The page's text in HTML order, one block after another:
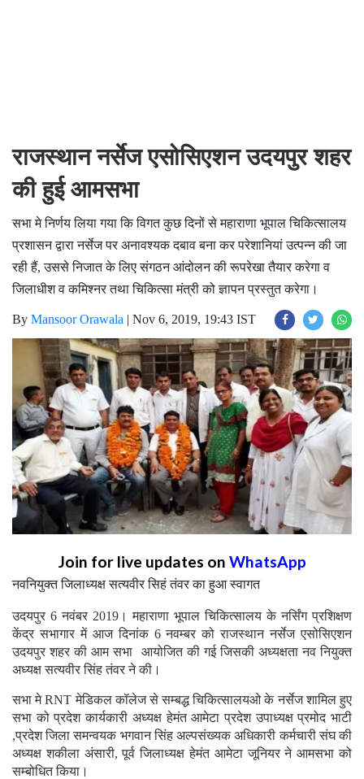
राजस्थान नर्सेज एसोसिएशन उदयपुर शहर
की हुई आमसभा
सभा मे निर्णय लिया गया कि विगत कुछ दिनों से महाराणा भूपाल चिकित्सालय
प्रशासन द्वारा नर्सेज पर अनावश्यक दबाव बना कर परेशानियां उत्पन्न की जा
रही हैं, उससे निजात के लिए संगठन आंदोलन की रूपरेखा तैयार करेगा व
जिलाधीश व कमिश्नर तथा चिकित्सा मंत्री को ज्ञापन प्रस्तुत करेगा।
By Mansoor Orawala | Nov 6, 2019, 19:43 IST
Join for live updates on WhatsApp
नवनियुक्त जिलाध्यक्ष सत्यवीर सिहं तंवर का हुआ स्वागत
उदयपुर 6 नवंबर 2019। महाराणा भूपाल चिकित्सालय के नर्सिंग प्रशिक्षण
केंद्र सभागार में आज दिनांक 6 नवम्बर को राजस्थान नर्सेज एसोसिएशन
उदयपुर शहर की आम सभा आयोजित की गई जिसकी अध्यक्षता नव नियुक्त
अध्यक्ष सत्यवीर सिंह तंवर ने की।
सभा मे RNT मेडिकल कॉलेज से सम्बद्ध चिकित्सालयओ के नर्सेज शामिल हुए
सभा को प्रदेश कार्यकारी अध्यक्ष हेमंत आमेटा प्रदेश उपाध्यक्ष प्रमोद भाटी
,प्रदेश जिला समन्वयक भगवान सिंह अल्पसंख्यक अधिकारी कर्मचारी संघ की
अध्यक्ष शकीला अंसारी, पूर्व जिलाध्यक्ष हेमंत आमेटा जूनियर ने आमसभा को
सम्बोधित किया।